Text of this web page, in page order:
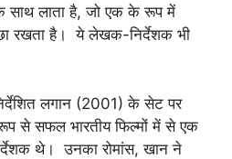
साथ लाता है, जो एक के रूप में
रखता है। ये लेखक-निर्देशक भी
लगान (2001) के सेट पर
से सफल भारतीय फिल्मों में से एक
थे। उनका रोमांस, खान ने